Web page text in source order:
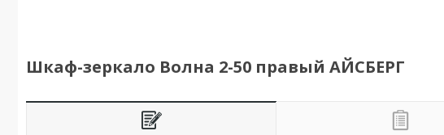
Шкаф-зеркало Волна 2-50 правый АЙСБЕРГ